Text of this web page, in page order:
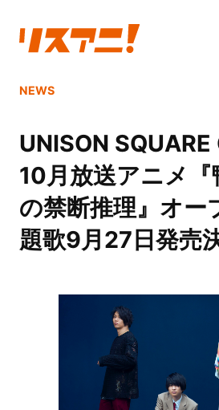
NEWS
UNISON SQUARE
10月放送アニメ『
の禁断推理』オー
題歌9月27日発売